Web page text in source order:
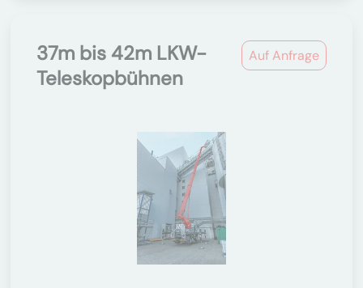
Auf Anfrage
37m bis 42m LKW-
Teleskopbühnen